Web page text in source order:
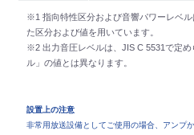
※1 指向特性区分および音響パワーレベ
た区分および値を用いています。
※2 出力音圧レベルは、JIS C 5531で定
ル」の値とは異なります。
設置上の注意
非常用放送設備としてご使用の場合、アンプ